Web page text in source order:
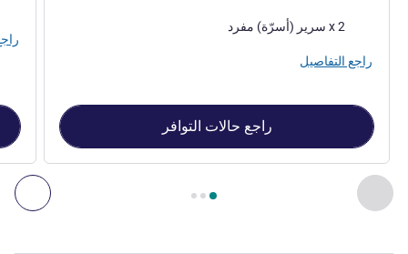
السابق - غرفةالصفحة
فرش السرير
2 x سرير (أسرّة) مفرد
راجع التفاصيل
راجع حالات التوافر